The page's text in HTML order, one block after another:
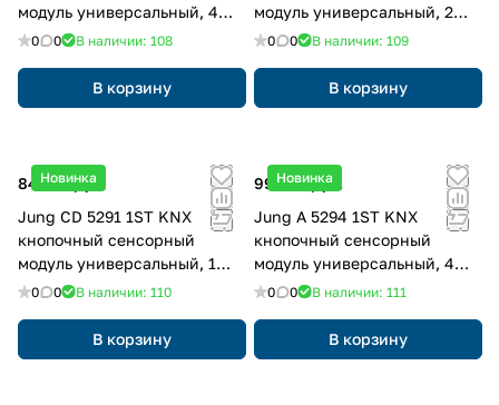
модуль универсальный, 4
группы, F50, Серия CD,
0 0 В наличии: 108
В корзину
модуль универсальный, 2
группы, F50, Серия CD,
0 0 В наличии: 109
В корзину
Новинка
84 927 руб.
Jung CD 5291 1ST KNX
кнопочный сенсорный
модуль универсальный, 1
группа, F50, Серия CD,
0 0 В наличии: 110
В корзину
Новинка
99 025 руб.
Jung A 5294 1ST KNX
кнопочный сенсорный
модуль универсальный, 4
группы, F50, Серия AS/A,
0 0 В наличии: 111
В корзину